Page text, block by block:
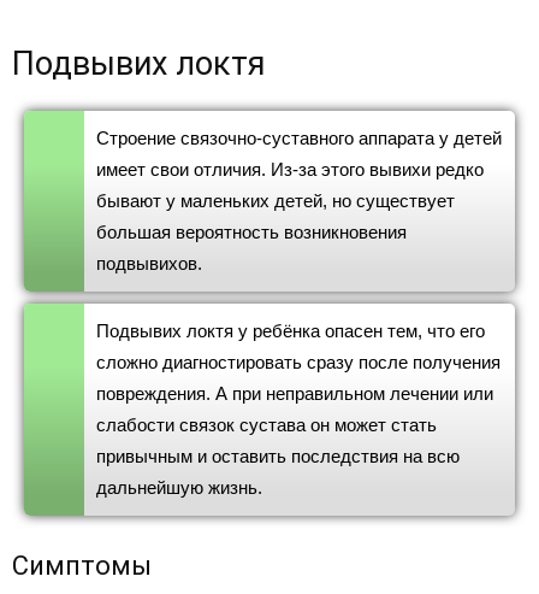
Подвывих локтя
Строение связочно-суставного аппарата у детей
имеет свои отличия. Из-за этого вывихи редко
бывают у маленьких детей, но существует
большая вероятность возникновения
подвывихов.
Подвывих локтя у ребёнка опасен тем, что его
сложно диагностировать сразу после получения
повреждения. А при неправильном лечении или
слабости связок сустава он может стать
привычным и оставить последствия на всю
дальнейшую жизнь.
Симптомы